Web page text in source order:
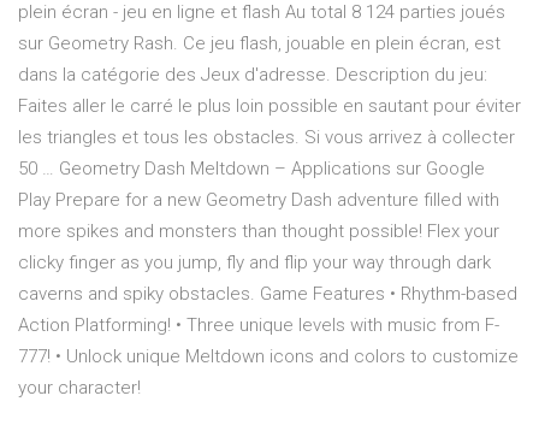
plein écran - jeu en ligne et flash Au total 8 124 parties joués
sur Geometry Rash. Ce jeu flash, jouable en plein écran, est
dans la catégorie des Jeux d'adresse. Description du jeu:
Faites aller le carré le plus loin possible en sautant pour éviter
les triangles et tous les obstacles. Si vous arrivez à collecter
50 … Geometry Dash Meltdown – Applications sur Google
Play Prepare for a new Geometry Dash adventure filled with
more spikes and monsters than thought possible! Flex your
clicky finger as you jump, fly and flip your way through dark
caverns and spiky obstacles. Game Features • Rhythm-based
Action Platforming! • Three unique levels with music from F-
777! • Unlock unique Meltdown icons and colors to customize
your character!